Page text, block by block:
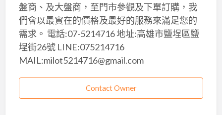
盤商、及大盤商，至門市參觀及下單訂購，我
們會以最實在的價格及最好的服務來滿足您的
需求。 電話:07-5214716 地址:高雄市鹽埕區鹽
埕街26號 LINE:075214716
MAIL:milot5214716@gmail.com
Contact Owner